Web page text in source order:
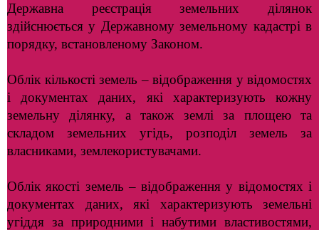
Державна реєстрація земельних ділянок
здійснюється у Державному земельному кадастрі в
порядку, встановленому Законом.
Облік кількості земель – відображення у відомостях
і документах даних, які характеризують кожну
земельну ділянку, а також землі за площею та
складом земельних угідь, розподіл земель за
власниками, землекористувачами.
Облік якості земель – відображення у відомостях і
документах даних, які характеризують земельні
угіддя за природними і набутими властивостями,